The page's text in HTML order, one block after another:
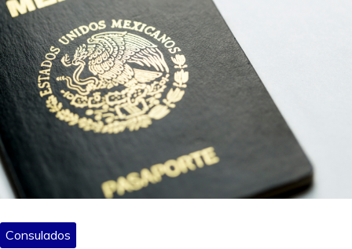
Consulados